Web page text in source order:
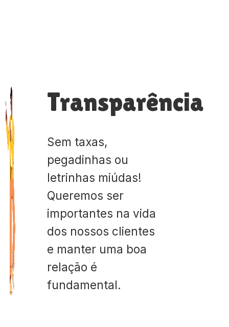
Transparência
Sem taxas,
pegadinhas ou
letrinhas miúdas!
Queremos ser
importantes na vida
dos nossos clientes
e manter uma boa
relação é
fundamental.